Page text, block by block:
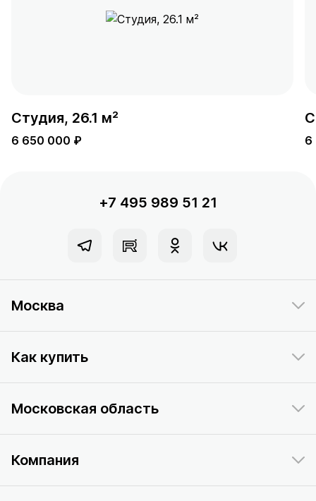
Студия, 26.1 м²
6 650 000 ₽ 6
+7 495 989 51 21
Москва
Как купить
Московская область
Компания